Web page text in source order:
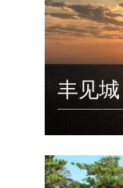
丰见城